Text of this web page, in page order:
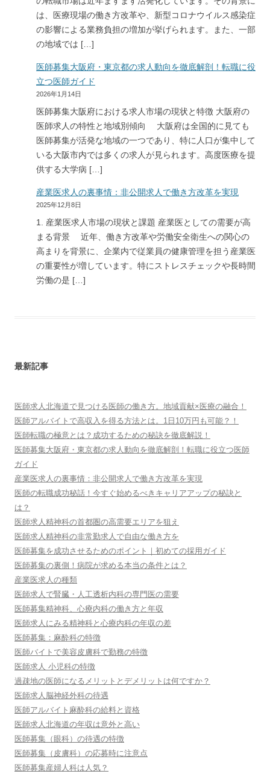
は、医療現場の働き方改革や、新型コロナウイルス感染症
の影響による業務負担の増加が挙げられます。また、一部
の地域では […]
医師募集大阪府・東京都の求人動向を徹底解剖！転職に役
立つ医師ガイド
2026年1月14日
医師募集大阪府における求人市場の現状と特徴 大阪府の
医師求人の特性と地域別傾向 大阪府は全国的に見ても
医師募集が活発な地域の一つであり、特に人口が集中して
いる大阪市内では多くの求人が見られます。高度医療を提
供する大学病 […]
産業医求人の裏事情：非公開求人で働き方改革を実現
2025年12月8日
1. 産業医求人市場の現状と課題 産業医としての需要が高
まる背景 近年、働き方改革や労働安全衛生への関心の
高まりを背景に、企業内で従業員の健康管理を担う産業医
の重要性が増しています。特にストレスチェックや長時間
労働の是 […]
最新記事
医師求人北海道で見つける医師の働き方。地域貢献×医療の融合！
医師アルバイトで高収入を得る方法とは。1日10万円も可能？！
医師転職の極意とは？成功するための秘訣を徹底解説！
医師募集大阪府・東京都の求人動向を徹底解剖！転職に役立つ医師
ガイド
産業医求人の裏事情：非公開求人で働き方改革を実現
医師の転職成功秘話！今すぐ始めるべきキャリアアップの秘訣と
は？
医師求人精神科の首都圏の高需要エリアを狙え
医師求人精神科の非常勤求人で自由な働き方を
医師募集を成功させるためのポイント｜初めての採用ガイド
医師募集の裏側！病院が求める本当の条件とは？
産業医求人の種類
医師求人で腎臓・人工透析内科の専門医の需要
医師募集精神科、心療内科の働き方と年収
医師求人にみる精神科と心療内科の年収の差
医師募集：麻酔科の特徴
医師バイトで美容皮膚科で勤務の特徴
医師求人 小児科の特徴
過疎地の医師になるメリットとデメリットは何ですか？
医師求人脳神経外科の待遇
医師アルバイト麻酔科の給料と資格
医師求人北海道の年収は意外と高い
医師募集（眼科）の待遇の特徴
医師募集（皮膚科）の応募時に注意点
医師募集産婦人科は人気？